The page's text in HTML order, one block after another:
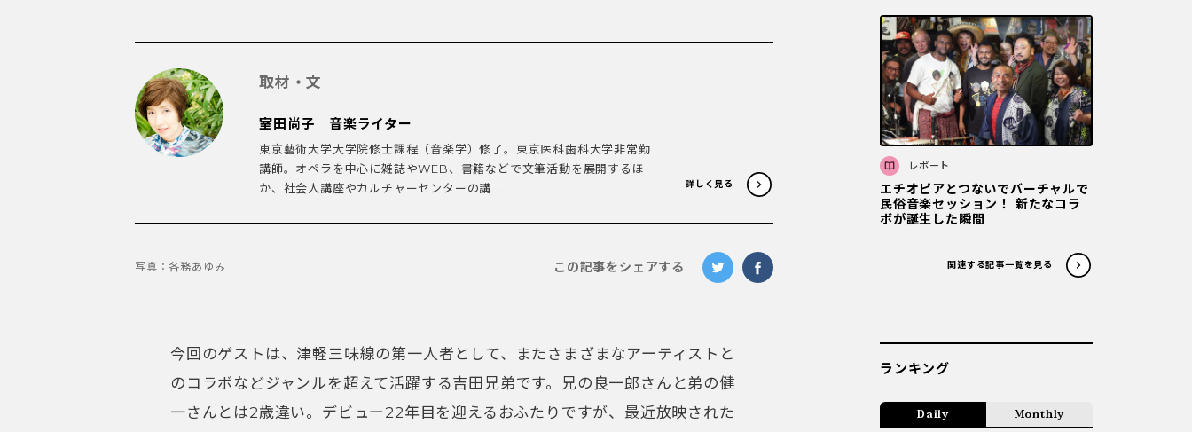
取材・文
室田尚子 音楽ライター
東京藝術大学大学院修士課程（音楽学）修了。東京医科歯科大学非常勤
講師。オペラを中心に雑誌やWEB、書籍などで文筆活動を展開するほ
か、社会人講座やカルチャーセンターの講...
詳しく見る
写真：各務あゆみ この記事をシェアする
今回のゲストは、津軽三味線の第一人者として、またさまざまなアーティストと
のコラボなどジャンルを超えて活躍する吉田兄弟です。兄の良一郎さんと弟の健
一さんとは2歳違い。デビュー22年目を迎えるおふたりですが、最近放映された
レポート
エチオピアとつないでバーチャルで
民俗音楽セッション！ 新たなコラ
ボが誕生した瞬間
関連する記事一覧を見る
ランキング
Daily Monthly